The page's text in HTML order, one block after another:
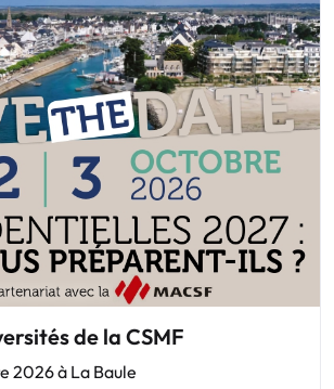
de la CSMF
2026 à La Baule